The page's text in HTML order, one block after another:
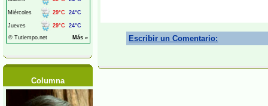
Columna
Escribir un Comentario: